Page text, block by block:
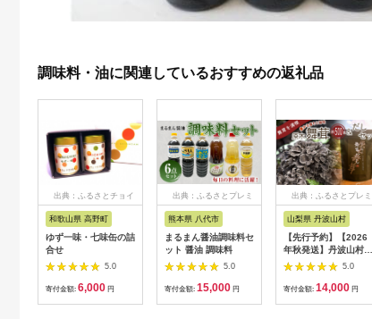
調味料・油に関連しているおすすめの返礼品
出典：ふるさとチョイ
和歌山県 高野町
ゆず一味・七味缶の詰
合せ
5.0
寄付金額: 6,000 円
出典：ふるさとプレミ
熊本県 八代市
まるまん醤油調味料セ
ット 醤油 調味料
5.0
寄付金額: 15,000 円
出典：ふるさとプレミ
山梨県 丹波山村
【先行予約】【2026
年秋発送】丹波山村産
原木舞茸500g+舞茸だ
し(8g x6袋)セット
2026年9月下旬より順
5.0
寄付金額: 14,000 円